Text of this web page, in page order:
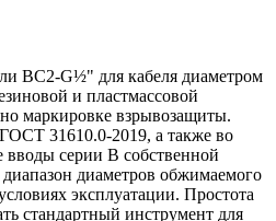
ВС2-G½" для кабеля диаметром
и пластмассовой
маркировке взрывозащиты.
31610.0-2019, а также во
серии В собственной
диаметров обжимаемого
эксплуатации. Простота
стандартный инструмент для